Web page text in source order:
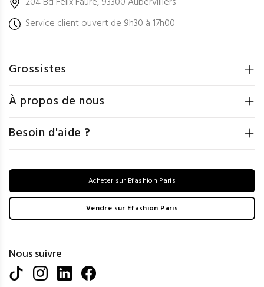
Service client ouvert de 9h30 à 17h00
Grossistes
À propos de nous
Besoin d'aide ?
Acheter sur Efashion Paris
Vendre sur Efashion Paris
Nous suivre